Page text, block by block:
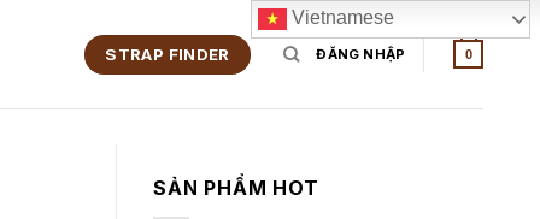
STRAP FINDER ĐĂNG NHẬP 0
SẢN PHẨM HOT
Vietnamese